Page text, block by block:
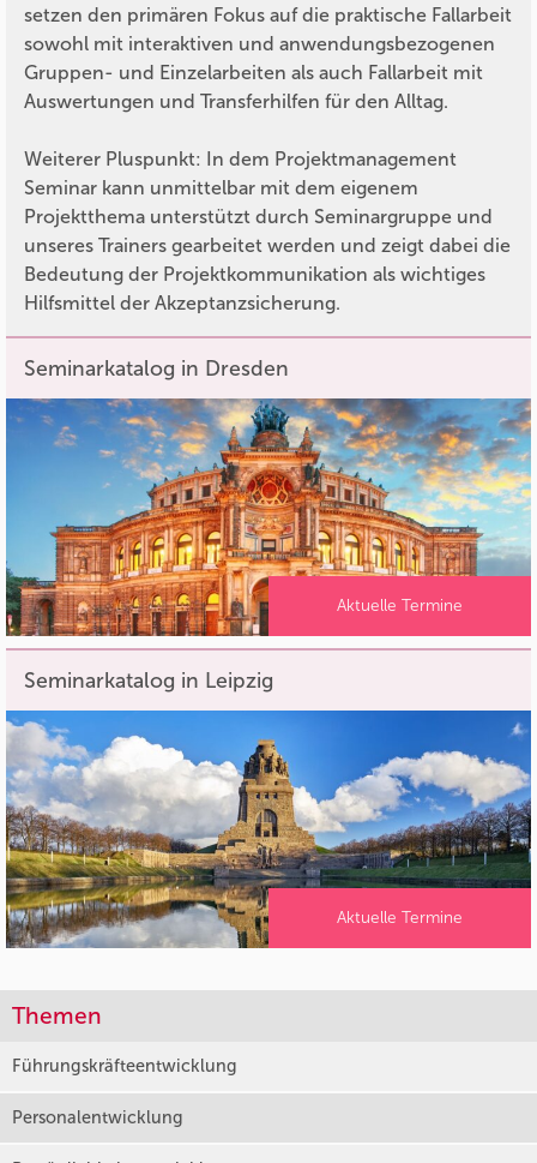
setzen den primären Fokus auf die praktische Fallarbeit
sowohl mit interaktiven und anwendungsbezogenen
Gruppen- und Einzelarbeiten als auch Fallarbeit mit
Auswertungen und Transferhilfen für den Alltag.
Weiterer Pluspunkt: In dem Projektmanagement
Seminar kann unmittelbar mit dem eigenem
Projektthema unterstützt durch Seminargruppe und
unseres Trainers gearbeitet werden und zeigt dabei die
Bedeutung der Projektkommunikation als wichtiges
Hilfsmittel der Akzeptanzsicherung.
Seminarkatalog in Dresden
Aktuelle Termine
Seminarkatalog in Leipzig
Aktuelle Termine
Themen
Führungskräfteentwicklung
Personalentwicklung